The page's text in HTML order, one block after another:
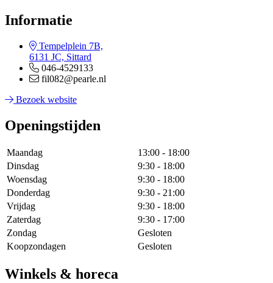
Informatie
Tempelplein 7B,
6131 JC, Sittard
046-4529133
fil082@pearle.nl
Bezoek website
Openingstijden
Maandag
13:00 - 18:00
Dinsdag
9:30 - 18:00
Woensdag
9:30 - 18:00
Donderdag
9:30 - 21:00
Vrijdag
9:30 - 18:00
Zaterdag
9:30 - 17:00
Zondag
Gesloten
Koopzondagen
Gesloten
Winkels & horeca